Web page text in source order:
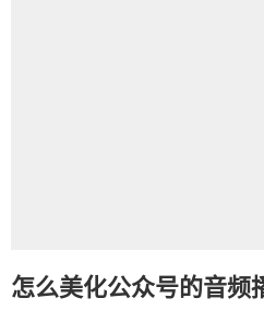
怎么美化公众号的音频